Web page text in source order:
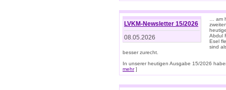
LVKM-Newsletter 15/2026
08.05.2026
… am
Abdul
Esel
sind
besser zurecht.
In unserer heutigen Ausgabe 15/2026
mehr]